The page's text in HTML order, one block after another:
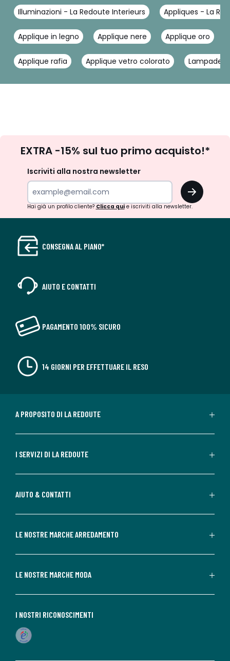
Illuminazioni - La Redoute Interieurs Appliques - La
Applique in legno Applique nere Applique oro
Applique rafia Applique vetro colorato Lampade
newsletter
EXTRA -15% sul tuo primo acquisto!*
Iscriviti alla nostra newsletter
OK
Hai già un profilo cliente? Clicca quie iscriviti alla newsletter.
CONSEGNA AL PIANO*
AIUTO E CONTATTI
PAGAMENTO 100% SICURO
14 GIORNI PER EFFETTUARE IL RESO
A PROPOSITO DI LA REDOUTE
I SERVIZI DI LA REDOUTE
AIUTO & CONTATTI
LE NOSTRE MARCHE ARREDAMENTO
LE NOSTRE MARCHE MODA
I NOSTRI RICONOSCIMENTI